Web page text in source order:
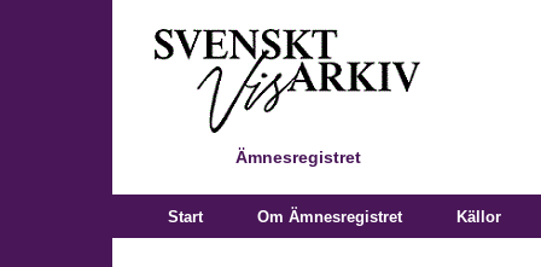
Ämnesregistret
Start Om Ämnesregistret Källor